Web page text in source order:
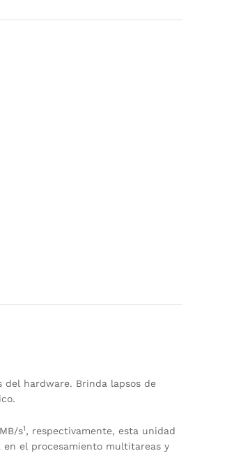
del hardware. Brinda lapsos de
s1, respectivamente, esta unidad
en el procesamiento multitareas y